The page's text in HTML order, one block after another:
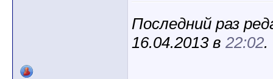
Последний раз
16.04.2013 в 22:02.